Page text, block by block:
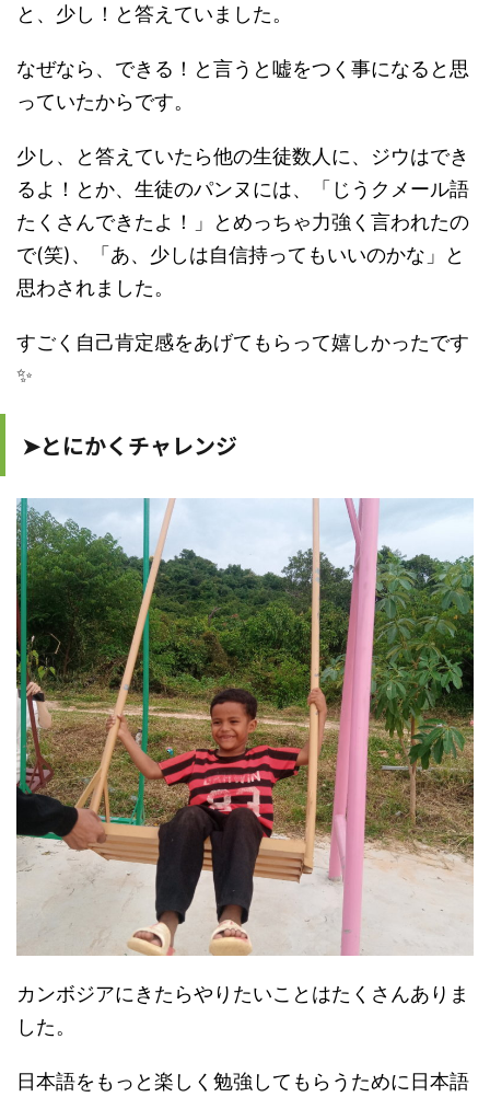
と、少し！と答えていました。
なぜなら、できる！と言うと嘘をつく事になると思
っていたからです。
少し、と答えていたら他の生徒数人に、ジウはでき
るよ！とか、生徒のパンヌには、「じうクメール語
たくさんできたよ！」とめっちゃ力強く言われたの
で(笑)、「あ、少しは自信持ってもいいのかな」と
思わされました。
すごく自己肯定感をあげてもらって嬉しかったです
✨
➤とにかくチャレンジ
カンボジアにきたらやりたいことはたくさんありま
した。
日本語をもっと楽しく勉強してもらうために日本語